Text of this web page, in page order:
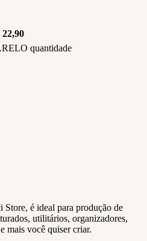
22,90
quantidade
Store, é ideal para produção de
utilitários, organizadores,
mais você quiser criar.